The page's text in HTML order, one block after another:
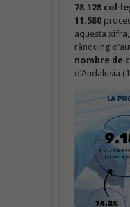
78.128
11.580
aquesta
rànquing
nombre de
d’Andalusia